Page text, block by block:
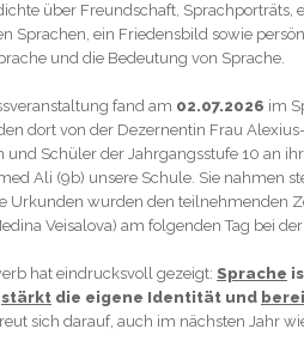
über Freundschaft, Sprachporträts,
Sprachen, ein Friedensbild sowie
und die Bedeutung von Sprache.
fand am 02.07.2026 im
dort von der Dezernentin Frau
und Schüler der Jahrgangsstufe 10 an
Ali (9b) unsere Schule. Sie nahmen
Urkunden wurden den teilnehmenden
Veisalova) am folgenden Tag bei
hat eindrucksvoll gezeigt: Sprache
stärkt die eigene Identität und
sich darauf, auch im nächsten Jahr